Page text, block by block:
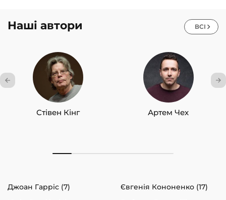
Наші автори ВСІ
Стівен Кінг Артем Чех
Джоан Гарріс (7)
Євгенія Кононенко (17)